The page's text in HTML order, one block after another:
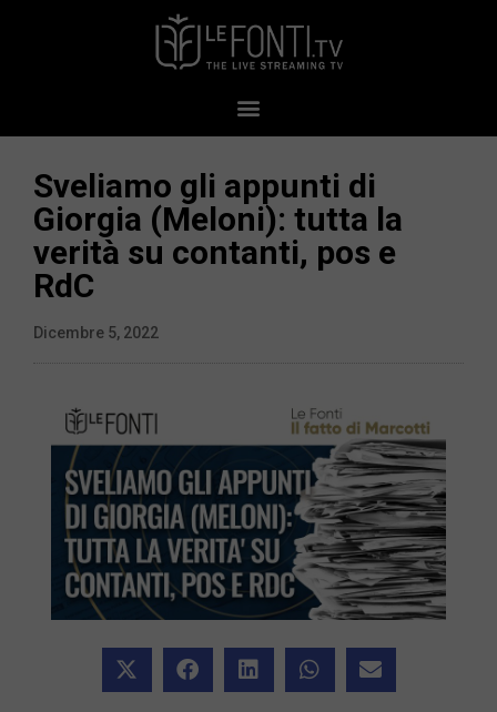
Sveliamo gli appunti di
Giorgia (Meloni): tutta la
verità su contanti, pos e
RdC
Dicembre 5, 2022